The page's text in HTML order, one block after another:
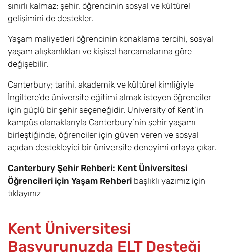
Ekonomi ve
Economics and
Finance BSc
(Hons)
6
Ekonomi ve
Yönetim /
Economics and
Management
BSc (Hons)
6 Eylül £19.300
Ekonomi ve
Siyaset /
Economics and
Politics BSc
(Hons)
6 Eylül £0
Elektrik ve
Elektronik
Mühendisliği /
sınırlı kalmaz; şehir, öğrencinin sosyal ve kültürel
gelişimini de destekler.
Yaşam maliyetleri öğrencinin konaklama tercihi, sosyal
yaşam alışkanlıkları ve kişisel harcamalarına göre
değişebilir.
Canterbury; tarihi, akademik ve kültürel kimliğiyle
İngiltere’de üniversite eğitimi almak isteyen öğrenciler
için güçlü bir şehir seçeneğidir. University of Kent’in
kampüs olanaklarıyla Canterbury’nin şehir yaşamı
birleştiğinde, öğrenciler için güven veren ve sosyal
açıdan destekleyici bir üniversite deneyimi ortaya çıkar.
Canterbury Şehir Rehberi: Kent Üniversitesi
Öğrencileri için Yaşam Rehberi başlıklı yazımız için
tıklayınız
Kent Üniversitesi
Başvurunuzda ELT Desteği